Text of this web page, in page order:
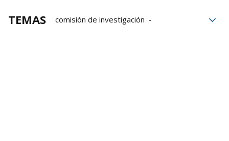
TEMAS
comisión de investigación